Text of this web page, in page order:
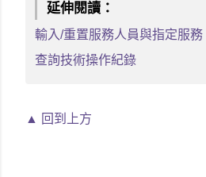
延伸閱讀：
輸入/重置服務人員與指定服務
查詢技術操作紀錄
▲ 回到上方